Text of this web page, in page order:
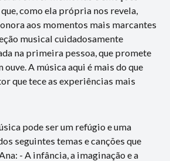
como ela própria nos revela,
aos momentos mais marcantes
musical cuidadosamente
na primeira pessoa, que promete
ouve. A música aqui é mais do que
que tece as experiências mais
pode ser um refúgio e uma
seguintes temas e canções que
- A infância, a imaginação e a